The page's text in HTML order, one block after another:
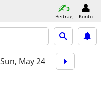
Beitrag Konto
Sun, May 24